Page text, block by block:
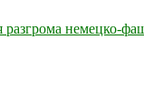
немецко-